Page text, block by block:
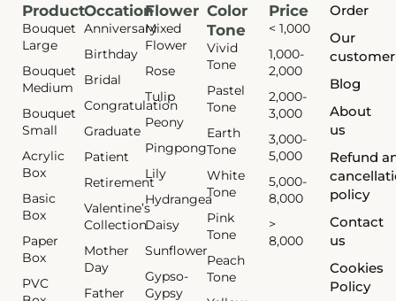
Product
Bouquet
Large
Bouquet
Medium
Bouquet
Small
Acrylic
Box
Basic
Box
Paper
Box
PVC
Occation
Anniversary
Birthday
Bridal
Congratulation
Graduate
Patient
Retirement
Valentine’s
Collection
Mother
Day
Father
Flower
Mixed
Flower
Rose
Tulip
Peony
Pingpong
Lily
Hydrangea
Daisy
Sunflower
Gypso-
Gypsy
Color
Tone
Vivid
Tone
Pastel
Tone
Earth
Tone
White
Tone
Pink
Tone
Peach
Tone
Price
< 1,000
1,000-
2,000
2,000-
3,000
3,000-
5,000
5,000-
8,000
>
8,000
Order
Our
customer
Blog
About
us
Refund
policy
Contact
us
Cookies
Policy